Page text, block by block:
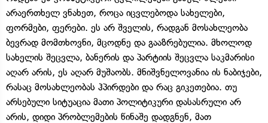
არაერთხელ ვნახეთ, როცა იცვლებოდა სახელები,
ფორმები, ფერები. ეს არ შველის, რადგან მოსახლეობა
ბევრად მომთხოვნი, მცოდნე და გააზრებულია. მხოლოდ
სახელის შეცვლა, ბანერის და პარტიის შეცვლა საკმარისი
აღარ არის, ეს აღარ მუშაობს. მნიშვნელოვანია ის ნაბიჯები,
რასაც მოსახლეობას ჰპირდები და რაც გიკეთებია. თუ
არსებული სიტუაცია მათი პოლიტიკური დასასრული არ
არის, დიდი პრობლემების წინაშე დადგნენ, მათ